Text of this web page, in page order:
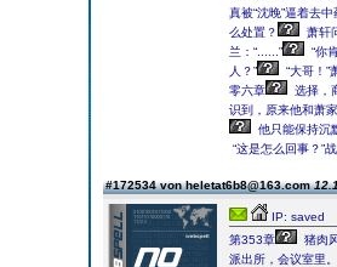
真被“沈晚”逼着去中
么处置？
萧轩
兰：“......”
“你
人？”
“大哥！
零六章
选择，
识到，原来他和萧
他只能保持沉
“这是怎么回事？”
#172534 von heletat6b8@163.com
IP: saved
第353章
猪肉
派出所，会议室里。